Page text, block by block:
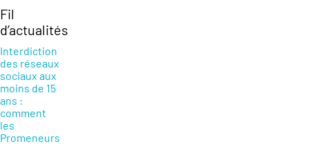
Fil
d’actualités
Interdiction
des réseaux
sociaux aux
moins de 15
ans :
comment
les
Promeneurs